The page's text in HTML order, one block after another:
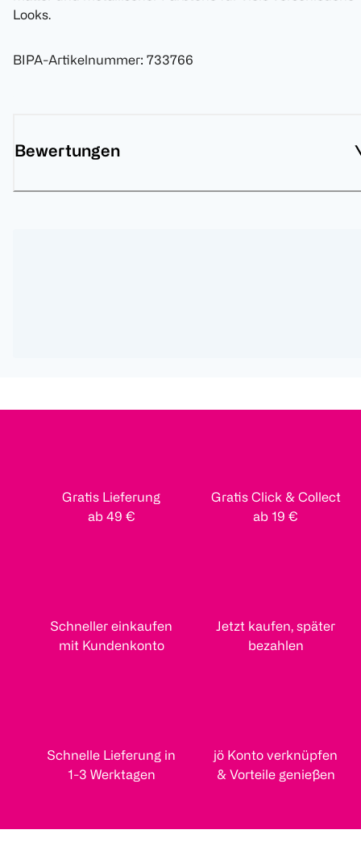
Looks.
BIPA-Artikelnummer: 733766
Bewertungen
Gratis Lieferung
ab 49 €
Gratis Click & Collect
ab 19 €
Schneller einkaufen
mit Kundenkonto
Jetzt kaufen, später
bezahlen
Schnelle Lieferung in
1-3 Werktagen
jö Konto verknüpfen
& Vorteile genießen